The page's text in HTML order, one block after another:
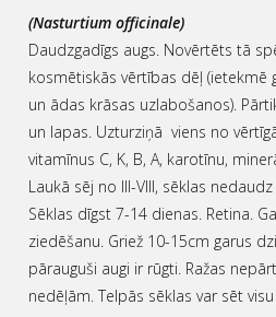
(Nasturtium officinale)
Daudzgadīgs augs. Novērtēts tā
kosmētiskās vērtības dēļ (ietekmē
un ādas krāsas uzlabošanos).
un lapas. Uzturziņā viens no
vitamīnus C, K, B, A, karotīnu,
Laukā sēj no III-VIII, sēklas
Sēklas dīgst 7-14 dienas. Retina.
ziedēšanu. Griež 10-15cm garus
pārauguši augi ir rūgti. Ražas
nedēļām. Telpās sēklas var sēt